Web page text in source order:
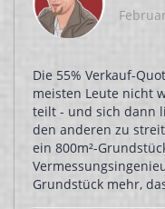
Die 55% Verkauf-
meisten Leute nicht
teilt - und sich dann
den anderen zu
ein 800m²-
Grundstück mehr,